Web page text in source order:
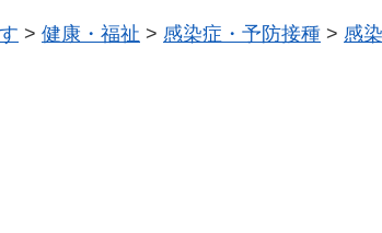
> 健康・福祉 > 感染症・予防接種 > 感